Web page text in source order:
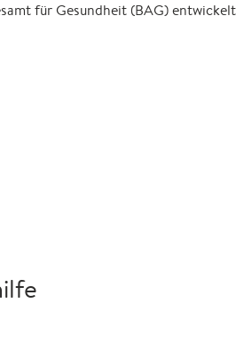
für Gesundheit (BAG)